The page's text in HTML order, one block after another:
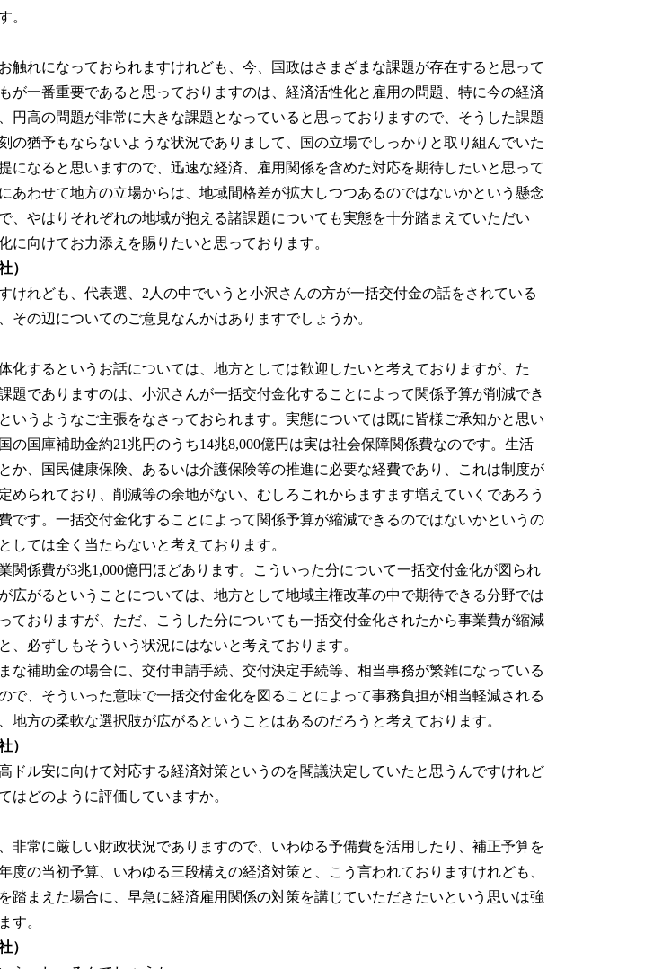
。
触れになっておられますけれども、今、国政はさまざまな課題が存在すると思って
が一番重要であると思っておりますのは、経済活性化と雇用の問題、特に今の経済
円高の問題が非常に大きな課題となっていると思っておりますので、そうした課題
の猶予もならないような状況でありまして、国の立場でしっかりと取り組んでいた
になると思いますので、迅速な経済、雇用関係を含めた対応を期待したいと思って
あわせて地方の立場からは、地域間格差が拡大しつつあるのではないかという懸念
、やはりそれぞれの地域が抱える諸課題についても実態を十分踏まえていただい
に向けてお力添えを賜りたいと思っております。
）
けれども、代表選、2人の中でいうと小沢さんの方が一括交付金の話をされている
その辺についてのご意見なんかはありますでしょうか。
化するというお話については、地方としては歓迎したいと考えておりますが、た
題でありますのは、小沢さんが一括交付金化することによって関係予算が削減でき
いうようなご主張をなさっておられます。実態については既に皆様ご承知かと思い
の国庫補助金約21兆円のうち14兆8,000億円は実は社会保障関係費なのです。生活
か、国民健康保険、あるいは介護保険等の推進に必要な経費であり、これは制度が
められており、削減等の余地がない、むしろこれからますます増えていくであろう
です。一括交付金化することによって関係予算が縮減できるのではないかというの
しては全く当たらないと考えております。
関係費が3兆1,000億円ほどあります。こういった分について一括交付金化が図られ
広がるということについては、地方として地域主権改革の中で期待できる分野では
ておりますが、ただ、こうした分についても一括交付金化されたから事業費が縮減
、必ずしもそういう状況にはないと考えております。
な補助金の場合に、交付申請手続、交付決定手続等、相当事務が繁雑になっている
で、そういった意味で一括交付金化を図ることによって事務負担が相当軽減される
地方の柔軟な選択肢が広がるということはあるのだろうと考えております。
）
ドル安に向けて対応する経済対策というのを閣議決定していたと思うんですけれど
はどのように評価していますか。
非常に厳しい財政状況でありますので、いわゆる予備費を活用したり、補正予算を
度の当初予算、いわゆる三段構えの経済対策と、こう言われておりますけれども、
踏まえた場合に、早急に経済雇用関係の対策を講じていただきたいという思いは強
す。
）